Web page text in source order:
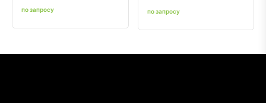
по запросу по запросу